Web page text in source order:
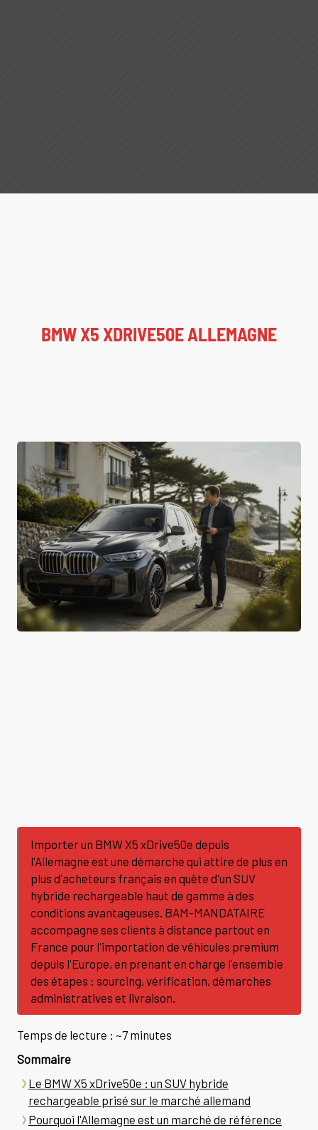
BMW X5 XDRIVE50E ALLEMAGNE
Importer un BMW X5 xDrive50e depuis
l'Allemagne est une démarche qui attire de plus en
plus d'acheteurs français en quête d'un SUV
hybride rechargeable haut de gamme à des
conditions avantageuses. BAM-MANDATAIRE
accompagne ses clients à distance partout en
France pour l'importation de véhicules premium
depuis l'Europe, en prenant en charge l'ensemble
des étapes : sourcing, vérification, démarches
administratives et livraison.
Temps de lecture : ~7 minutes
Sommaire
Le BMW X5 xDrive50e : un SUV hybride
rechargeable prisé sur le marché allemand
Pourquoi l'Allemagne est un marché de référence